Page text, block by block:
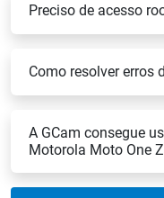
Preciso de acesso
Como resolver erros
A GCam consegue
Motorola Moto One